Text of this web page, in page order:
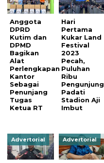
Anggota
DPRD
Kutim dan
DPMD
Bagikan
Alat
Perlengkapan
Kantor
Sebagai
Penunjang
Tugas
Ketua RT
Hari
Pertama
Kukar Land
Festival
2023
Pecah,
Puluhan
Ribu
Pengunjung
Padati
Stadion Aji
Imbut
Advertorial Advertorial